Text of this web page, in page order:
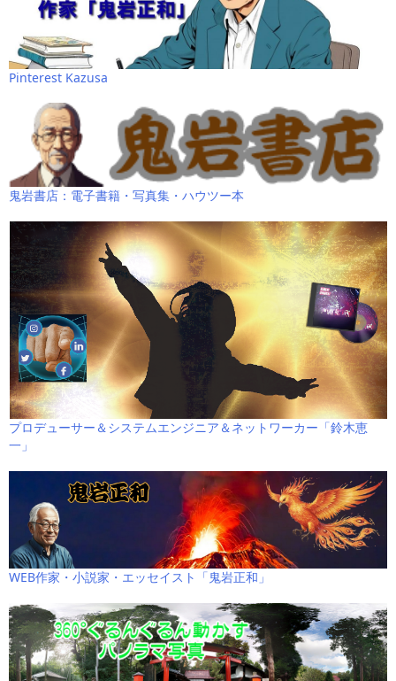
Pinterest Kazusa
鬼岩書店：電子書籍・写真集・ハウツー本
プロデューサー＆システムエンジニア＆ネットワーカー「鈴木恵
一」
WEB作家・小説家・エッセイスト「鬼岩正和」